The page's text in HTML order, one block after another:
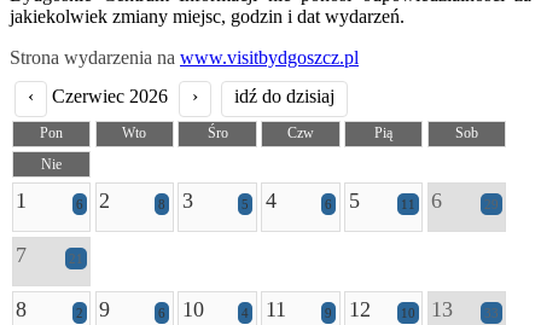
jakiekolwiek zmiany miejsc, godzin i dat wydarzeń.
Strona wydarzenia na www.visitbydgoszcz.pl
‹
Czerwiec 2026 › idź do dzisiaj
Pon Wto Śro Czw Pią
Sob
Nie
1 6 2 8 3 5 4 6 5 11 6 29
7 21
8 2 9 6 10 4 11 9 12 10 13 33